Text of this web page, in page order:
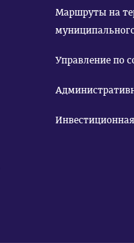
Маршруты на
Управление по